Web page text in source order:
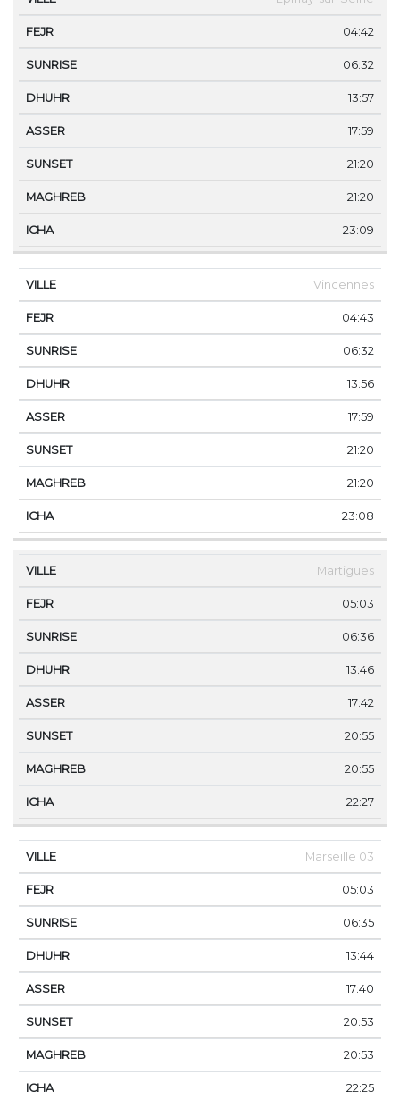
04:42
06:32
13:57
17:59
21:20
21:20
23:09
Vincennes
04:43
06:32
13:56
17:59
21:20
21:20
23:08
Martigues
05:03
06:36
13:46
17:42
20:55
20:55
22:27
Marseille 03
05:03
06:35
13:44
17:40
20:53
20:53
22:25